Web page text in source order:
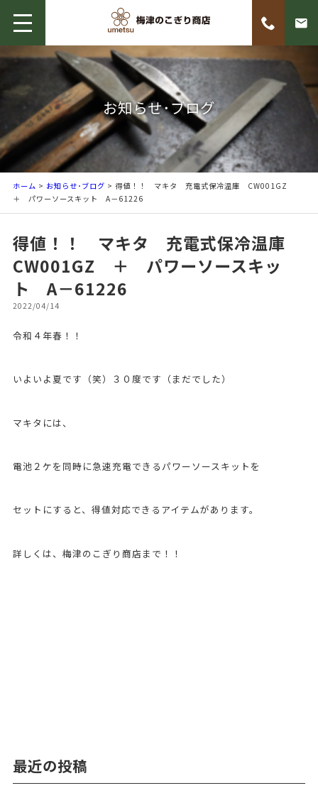
お知らせ･ブログ
ホーム > お知らせ･ブログ > 得値！！ マキタ 充電式保冷温庫 CW001GZ
＋ パワーソースキット A－61226
得値！！ マキタ 充電式保冷温庫
CW001GZ ＋ パワーソースキッ
ト A－61226
2022/04/14
令和４年春！！
いよいよ夏です（笑）３０度です（まだでした）
マキタには、
電池２ケを同時に急速充電できるパワーソースキットを
セットにすると、得値対応できるアイテムがあります。
詳しくは、梅津のこぎり商店まで！！
最近の投稿